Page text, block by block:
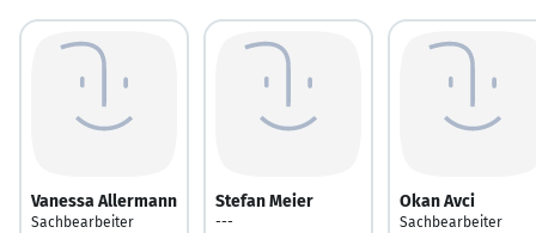
Vanessa Allermann
Sachbearbeiter
Stefan Meier
---
Okan Avci
Sachbearbeiter